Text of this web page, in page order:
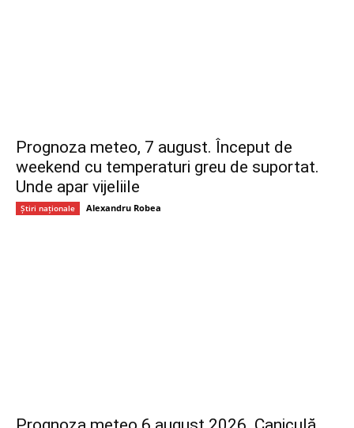
Prognoza meteo, 7 august. Început de
weekend cu temperaturi greu de suportat.
Unde apar vijeliile
Știri naționale Alexandru Robea